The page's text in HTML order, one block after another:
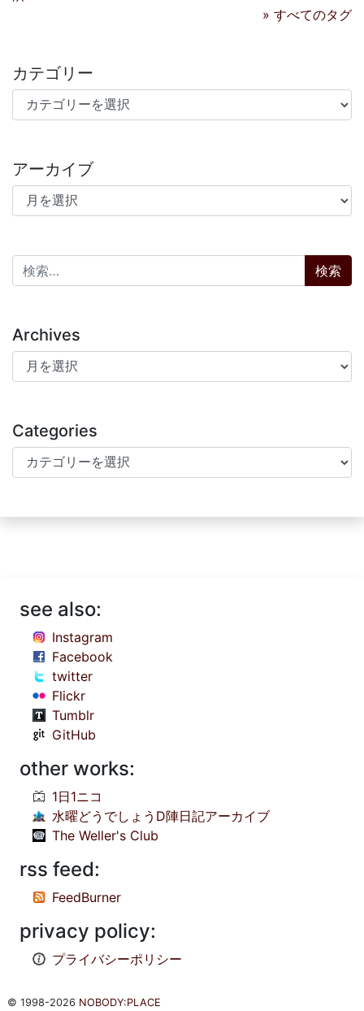
» すべてのタグ
カテゴリー
カテゴリー
アーカイブ
アーカイブ
検索:
Archives
Archives
Categories
Categories
see also:
Instagram
Facebook
twitter
Flickr
Tumblr
GitHub
other works:
1日1ニコ
水曜どうでしょうD陣日記アーカイブ
The Weller's Club
rss feed:
FeedBurner
privacy policy:
プライバシーポリシー
© 1998-2026 NOBODY:PLACE